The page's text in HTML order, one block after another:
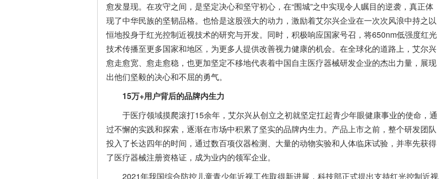
愈发显现。在攻守之间，是坚定决心和坚守初心，在“围城”之中实现令人瞩目的逆袭，真正体
现了中华民族的坚韧品格。也恰是这股强大的动力，激励着艾尔兴企业在一次次风浪中持之以
恒地投身于红光控制近视技术的研究与开发。同时，积极响应国家号召，将650nm低强度红光
技术传播至更多国家和地区，为更多人提供改善视力健康的机会。在全球化的道路上，艾尔兴
愈走愈宽、愈走愈稳，也更加坚定不移地代表着中国自主医疗器械研发企业的杰出力量，展现
出他们坚毅的决心和不屈的勇气。
15万+用户背后的品牌内生力
于医疗领域摸爬滚打15余年，艾尔兴从创立之初就坚定扛起青少年眼健康事业的使命，通
过不懈的实践和探索，逐渐在市场中积累了坚实的品牌内生力。产品上市之前，整个研发团队
投入了长达四年的时间，通过数百项仪器检测、大量的动物实验和人体临床试验，并率先获得
了医疗器械注册资格证，成为业内的领军企业。
2021年我国综合防控儿童青少年近视工作取得新进展，科技部正式提出支持红光控制近视